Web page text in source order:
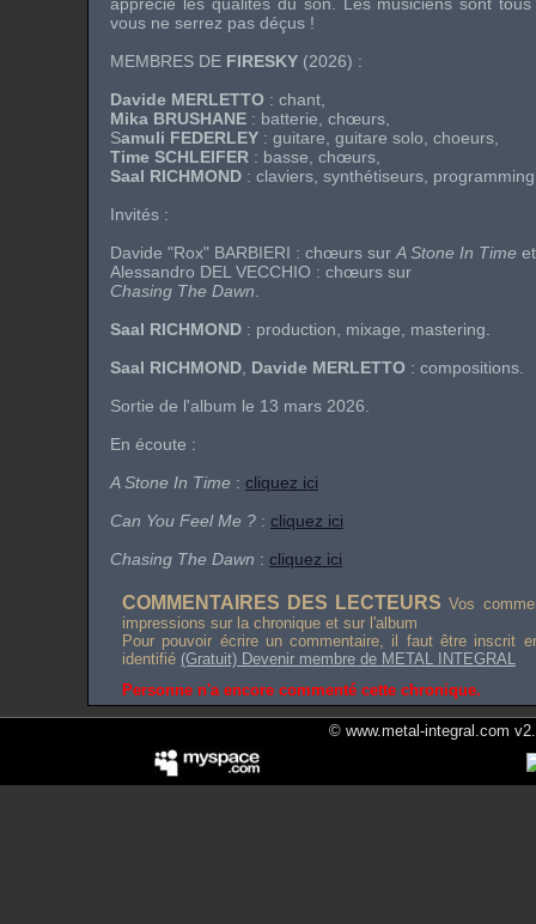
vous ne serrez pas déçus !
MEMBRES DE FIRESKY (2026) :
Davide MERLETTO : chant,
Mika BRUSHANE : batterie, chœurs,
Samuli FEDERLEY : guitare, guitare solo, choeurs,
Time SCHLEIFER : basse, chœurs,
Saal RICHMOND : claviers, synthétiseurs,
Invités :
Davide "Rox" BARBIERI : chœurs sur A Stone In Time
Alessandro DEL VECCHIO : chœurs sur
Chasing The Dawn
Saal RICHMOND : production, mixage, mastering.
Saal RICHMOND Davide MERLETTO : compositions.
Sortie de l'album le 13 mars 2026.
En écoute :
A Stone In Time : cliquez ici
Can You Feel Me ? : cliquez ici
Chasing The Dawn : cliquez ici
COMMENTAIRES DES LECTEURS Vos
impressions sur la chronique et sur l'album
Pour pouvoir écrire un commentaire, il faut être inscrit
identifié (Gratuit) Devenir membre de METAL INTEGRAL
Personne n'a encore commenté cette chronique.
© www.metal-integral.com